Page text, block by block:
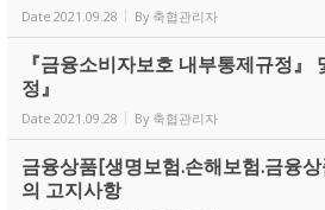
Date 2021.09.28 By 축협관리자
『금융소비자보호 내부통제규정』
정』
Date 2021.09.28 By 축협관리자
금융상품[생명보험.손해보험.금융
의 고지사항